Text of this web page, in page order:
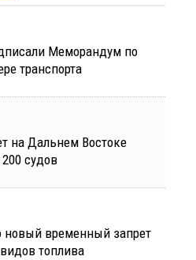
Меморандум по
транспорта
на Дальнем Востоке
судов
новый временный запрет
топлива